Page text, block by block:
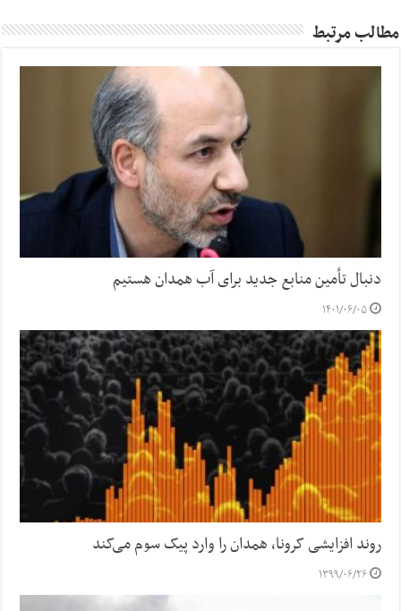
مطالب مرتبط
دنبال تأمین منابع جدید برای آب همدان هستیم
۱۴۰۱/۰۶/۰۵
روند افزایشی کرونا، همدان را وارد پیک سوم می‌کند
۱۳۹۹/۰۶/۲۶